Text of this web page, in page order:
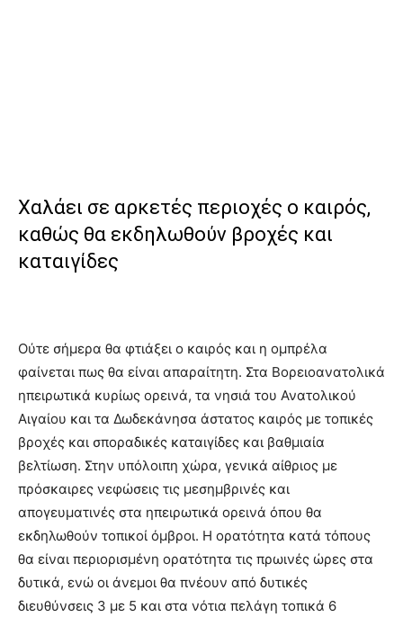
Χαλάει σε αρκετές περιοχές ο καιρός,
καθώς θα εκδηλωθούν βροχές και
καταιγίδες
Ούτε σήμερα θα φτιάξει ο καιρός και η ομπρέλα
φαίνεται πως θα είναι απαραίτητη. Στα Βορειοανατολικά
ηπειρωτικά κυρίως ορεινά, τα νησιά του Ανατολικού
Αιγαίου και τα Δωδεκάνησα άστατος καιρός με τοπικές
βροχές και σποραδικές καταιγίδες και βαθμιαία
βελτίωση. Στην υπόλοιπη χώρα, γενικά αίθριος με
πρόσκαιρες νεφώσεις τις μεσημβρινές και
απογευματινές στα ηπειρωτικά ορεινά όπου θα
εκδηλωθούν τοπικοί όμβροι. Η ορατότητα κατά τόπους
θα είναι περιορισμένη ορατότητα τις πρωινές ώρες στα
δυτικά, ενώ οι άνεμοι θα πνέουν από δυτικές
διευθύνσεις 3 με 5 και στα νότια πελάγη τοπικά 6